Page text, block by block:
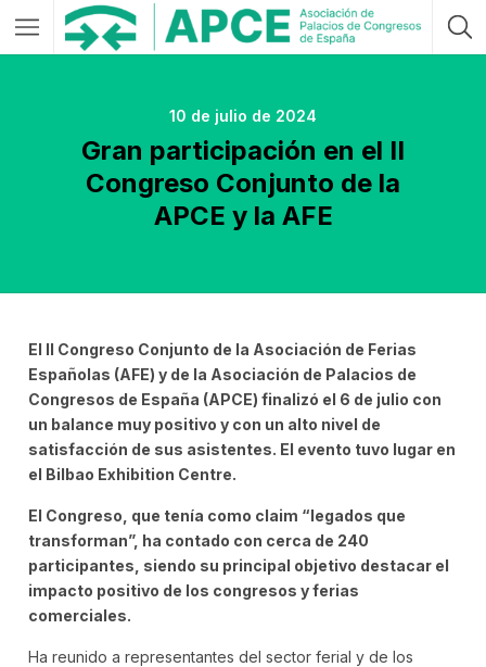
10 de julio de 2024
Gran participación en el II
Congreso Conjunto de la
APCE y la AFE
El II Congreso Conjunto de la Asociación de Ferias
Españolas (AFE) y de la Asociación de Palacios de
Congresos de España (APCE) finalizó el 6 de julio con
un balance muy positivo y con un alto nivel de
satisfacción de sus asistentes. El evento tuvo lugar en
el Bilbao Exhibition Centre.
El Congreso, que tenía como claim “legados que
transforman”, ha contado con cerca de 240
participantes, siendo su principal objetivo destacar el
impacto positivo de los congresos y ferias
comerciales.
Ha reunido a representantes del sector ferial y de los